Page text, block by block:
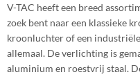
V-TAC heeft een breed
zoek bent naar een klassieke
kroonluchter of een
allemaal. De verlichting is
aluminium en roestvrij staal.